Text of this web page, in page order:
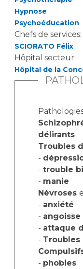
Hypnose
Psychoéducation
Chefs de services:
SCIORATO Félix
Hôpital secteur:
Hôpital de la
délirants
Troubles
-
- trouble
- manie
Névroses
- anxiété
- angoisse
- attaque
- Troubles
- phobies